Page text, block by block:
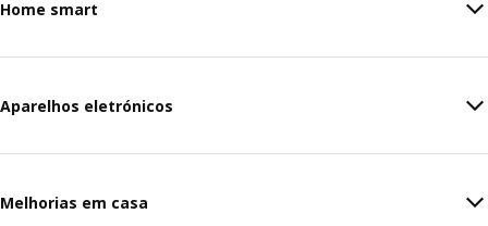
Home smart
Aparelhos eletrónicos
Melhorias em casa